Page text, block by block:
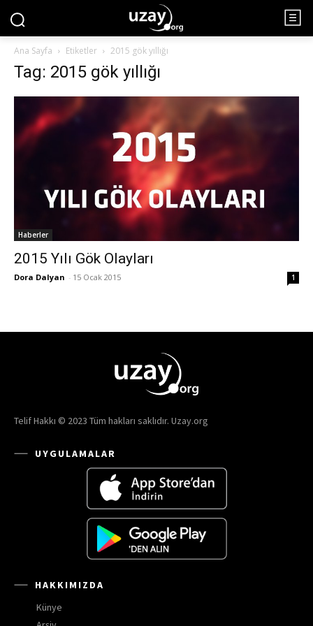
Ana Sayfa Etiketler 2015 gök yıllığı
Tag: 2015 gök yıllığı
Haberler
2015 Yılı Gök Olayları
Dora Dalyan - 15 Ocak 2015 1
Telif Hakkı © 2023 Tüm hakları saklıdır. Uzay.org
UYGULAMALAR
HAKKIMIZDA
Künye